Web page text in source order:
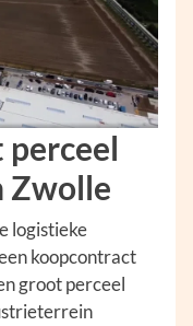
Zwolle
logistieke
koopcontract
groot perceel